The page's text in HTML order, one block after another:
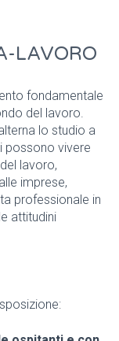
LAVORO
fondamentale
del lavoro.
lo studio a
possono vivere
lavoro,
imprese,
professionale in
attitudini